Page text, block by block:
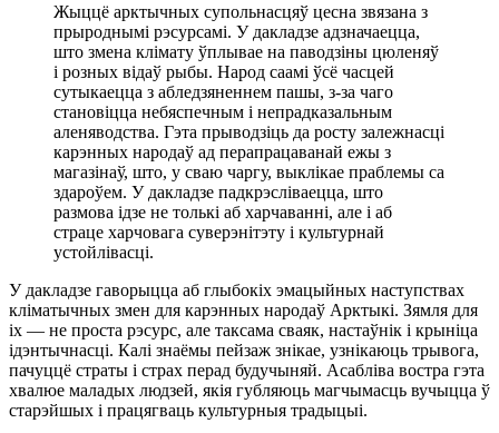
Жыццё арктычных супольнасцяў цесна звязана з
прыроднымі рэсурсамі. У дакладзе адзначаецца,
што змена клімату ўплывае на паводзіны цюленяў
і розных відаў рыбы. Народ саамі ўсё часцей
сутыкаецца з абледзяненнем пашы, з-за чаго
становіцца небяспечным і непрадказальным
аленяводства. Гэта прыводзіць да росту залежнасці
карэнных народаў ад перапрацаванай ежы з
магазінаў, што, у сваю чаргу, выклікае праблемы са
здароўем. У дакладзе падкрэсліваецца, што
размова ідзе не толькі аб харчаванні, але і аб
страце харчовага суверэнітэту і культурнай
устойлівасці.
У дакладзе гаворыцца аб глыбокіх эмацыйных наступствах
кліматычных змен для карэнных народаў Арктыкі. Зямля для
іх — не проста рэсурс, але таксама сваяк, настаўнік і крыніца
ідэнтычнасці. Калі знаёмы пейзаж знікае, узнікаюць трывога,
пачуццё страты і страх перад будучыняй. Асабліва востра гэта
хвалюе маладых людзей, якія губляюць магчымасць вучыцца ў
старэйшых і працягваць культурныя традыцыі.